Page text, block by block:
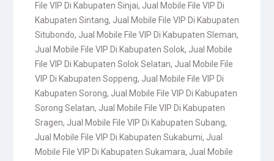
File VIP Di Kabupaten Sinjai, Jual Mobile File VIP Di
Kabupaten Sintang, Jual Mobile File VIP Di Kabupaten
Situbondo, Jual Mobile File VIP Di Kabupaten Sleman,
Jual Mobile File VIP Di Kabupaten Solok, Jual Mobile
File VIP Di Kabupaten Solok Selatan, Jual Mobile File
VIP Di Kabupaten Soppeng, Jual Mobile File VIP Di
Kabupaten Sorong, Jual Mobile File VIP Di Kabupaten
Sorong Selatan, Jual Mobile File VIP Di Kabupaten
Sragen, Jual Mobile File VIP Di Kabupaten Subang,
Jual Mobile File VIP Di Kabupaten Sukabumi, Jual
Mobile File VIP Di Kabupaten Sukamara, Jual Mobile